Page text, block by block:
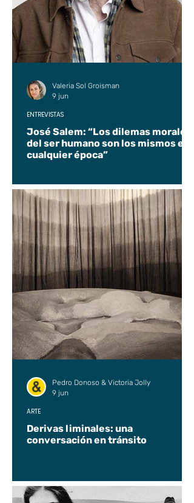
José Salem: “Los dilemas morales
del ser humano son los mismos en
cualquier época”
ENTREVISTAS
Valeria Sol Groisman
9 jun
Derivas liminales: una
conversación en tránsito
ARTE
Pedro Donoso & Victoria Jolly
9 jun